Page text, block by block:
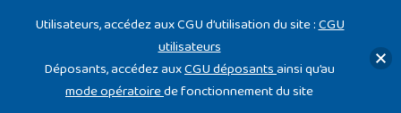
Utilisateurs, accédez aux CGU d’utilisation du site :CGU
utilisateurs
Déposants, accédez auxCGU déposantsainsi qu’au
mode opératoirede fonctionnement du site